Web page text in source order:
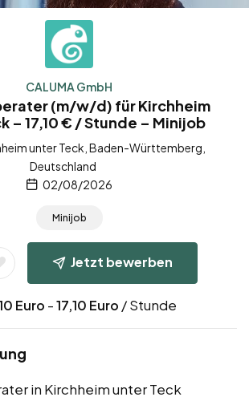
CALUMA GmbH
(m/w/d) für Kirchheim
– 17,10 € / Stunde – Minijob
unter Teck, Baden-Württemberg,
Deutschland
02/08/2026
Minijob
Jetzt bewerben
Euro -17,10 Euro / Stunde
in Kirchheim unter Teck